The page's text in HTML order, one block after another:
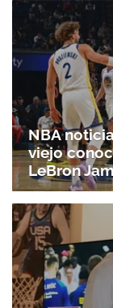
NBA
viejo
LeBron